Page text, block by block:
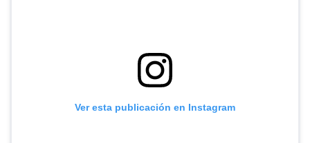
Ver esta publicación en Instagram